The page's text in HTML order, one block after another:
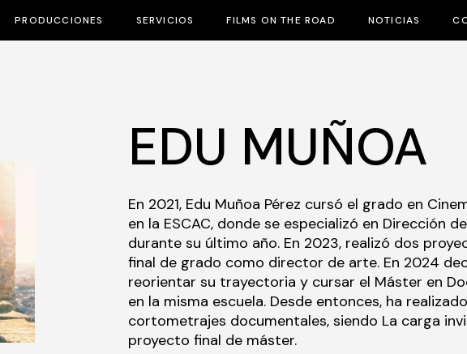
PRODUCCIONES SERVICIOS FILMS ON THE ROAD NOTICIAS
EDU MUÑOA
En 2021, Edu Muñoa Pérez cursó el grado en
en la ESCAC, donde se especializó en Dirección
durante su último año. En 2023, realizó dos
final de grado como director de arte. En 2024
reorientar su trayectoria y cursar el Máster en
en la misma escuela. Desde entonces, ha
cortometrajes documentales, siendo La carga
proyecto final de máster.